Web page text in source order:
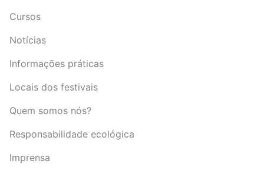
Cursos
Notícias
Informações práticas
Locais dos festivais
Quem somos nós?
Responsabilidade ecológica
Imprensa